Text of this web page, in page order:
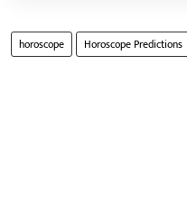
horoscope Horoscope Predictions